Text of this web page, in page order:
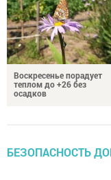
Воскресенье порадует
теплом до +26 без
осадков
БЕЗОПАСНОСТЬ